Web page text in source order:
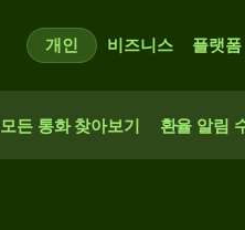
개인 비즈니스 플랫폼
모든 통화 찾아보기 환율 알림